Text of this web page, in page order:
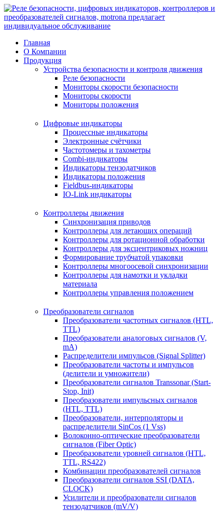
Перейти
к
содержимому
Главная
О Компании
Продукция
Устройства безопасности и контроля движения
Реле безопасности
Мониторы скорости безопасности
Мониторы скорости
Мониторы положения
Цифровые индикаторы
Процессные индикаторы
Электронные счётчики
Частотомеры и тахометры
Combi-индикаторы
Индикаторы тензодатчиков
Индикаторы положения
Fieldbus-индикаторы
IO-Link индикаторы
Контроллеры движения
Синхронизация приводов
Контроллеры для летающих операций
Контроллеры для ротационной обработки
Контроллеры для эксцентриковых ножниц
Формирование трубчатой упаковки
Контроллеры многоосевой синхронизации
Контроллеры для намотки и укладки
материала
Контроллеры управления положением
Преобразователи сигналов
Преобразователи частотных сигналов (HTL,
TTL)
Преобразователи аналоговых сигналов (V,
mA)
Распределители импульсов (Signal Splitter)
Преобразователи частоты и импульсов
(делители и умножители)
Преобразователи сигналов Transsonar (Start-
Stop, Init)
Преобразователи импульсных сигналов
(HTL, TTL)
Преобразователи, интерполяторы и
распределители SinCos (1 Vss)
Волоконно-оптические преобразователи
сигналов (Fiber Optic)
Преобразователи уровней сигналов (HTL,
TTL, RS422)
Комбинации преобразователей сигналов
Преобразователи сигналов SSI (DATA,
CLOCK)
Усилители и преобразователи сигналов
тензодатчиков (mV/V)